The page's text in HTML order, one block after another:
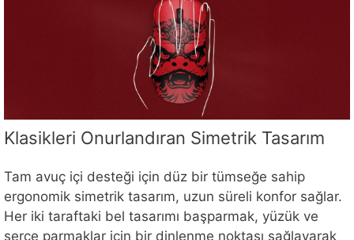
Klasikleri Onurlandıran Simetrik Tasarım
Tam avuç içi desteği için düz bir tümseğe sahip
ergonomik simetrik tasarım, uzun süreli konfor sağlar.
Her iki taraftaki bel tasarımı başparmak, yüzük ve
serçe parmaklar için bir dinlenme noktası sağlayarak